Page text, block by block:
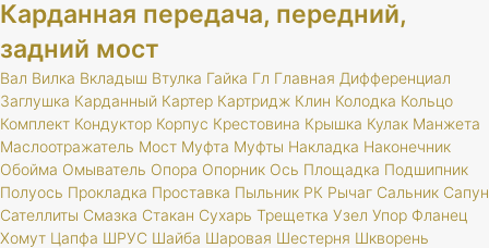
Карданная передача, передний,
задний мост
Вал Вилка Вкладыш Втулка Гайка Гл Главная Дифференциал
Заглушка Карданный Картер Картридж Клин Колодка Кольцо
Комплект Кондуктор Корпус Крестовина Крышка Кулак Манжета
Маслоотражатель Мост Муфта Муфты Накладка Наконечник
Обойма Омыватель Опора Опорник Ось Площадка Подшипник
Полуось Прокладка Проставка Пыльник РК Рычаг Сальник Сапун
Сателлиты Смазка Стакан Сухарь Трещетка Узел Упор Фланец
Хомут Цапфа ШРУС Шайба Шаровая Шестерня Шкворень